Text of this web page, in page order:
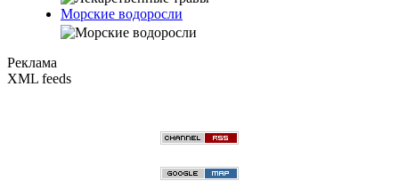
Морские водоросли
Реклама
XML feeds